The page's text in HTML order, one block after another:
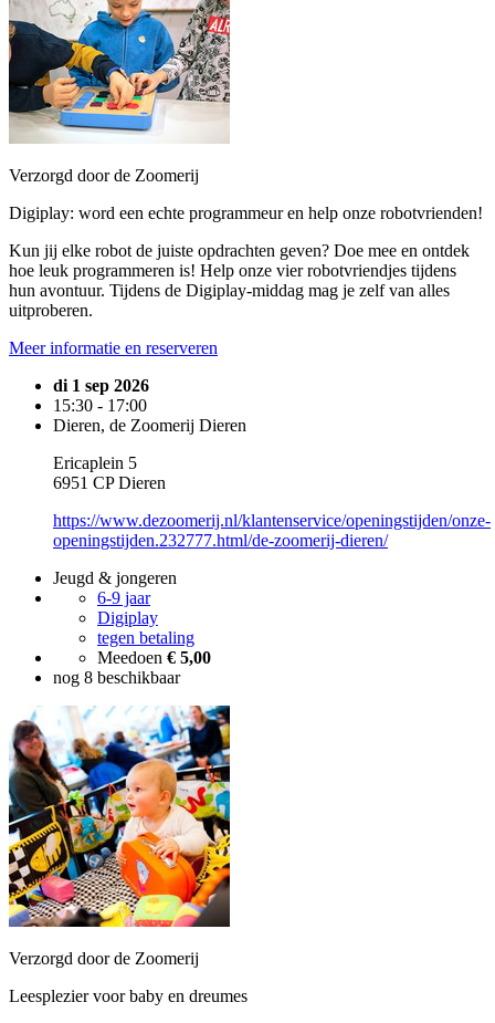
Verzorgd door de Zoomerij
Digiplay: word een echte programmeur en help onze robotvrienden!
Kun jij elke robot de juiste opdrachten geven? Doe mee en ontdek
hoe leuk programmeren is! Help onze vier robotvriendjes tijdens
hun avontuur. Tijdens de Digiplay-middag mag je zelf van alles
uitproberen.
Meer informatie en reserveren
di 1 sep 2026
15:30 - 17:00
Dieren, de Zoomerij Dieren
Ericaplein 5
6951 CP Dieren
https://www.dezoomerij.nl/klantenservice/openingstijden/onze-
openingstijden.232777.html/de-zoomerij-dieren/
Jeugd & jongeren
6-9 jaar
Digiplay
tegen betaling
Meedoen € 5,00
nog 8 beschikbaar
Verzorgd door de Zoomerij
Leesplezier voor baby en dreumes